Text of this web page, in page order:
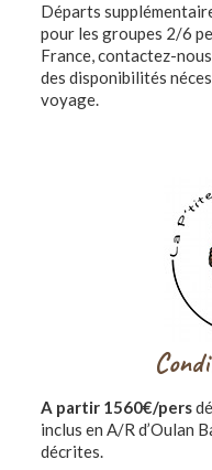
Départs
pour les groupes 2/6
France, contactez-
des disponibilités
voyage.
A partir 1560€/pers
inclus en A/R d’Oulan
décrites.